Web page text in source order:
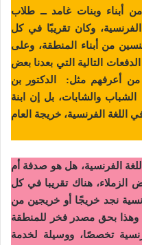
أبناء وبنات غامد ــ طلاب
وكان تقريبًا في كل
من أبناء المنطقة، وعلى
التالية التي بعدنا بعض
من أعرفهم مثل: الدكتور بن
والشابات، بل إن ابنة
الفرنسية، خريجة العام
الفرنسية، هل هو صدفة أم
هناك تقريبا في كل
نجد خريجًا أو خريجين من
وهذا بحق مصدر فخر للمنطقة
تخصصًا، ووسيلة لخدمة